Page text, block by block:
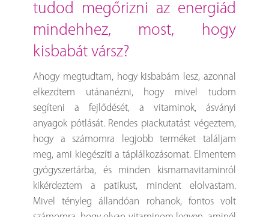
tudod megőrizni az energiád
mindehhez, most, hogy
kisbabát vársz?
Ahogy megtudtam, hogy kisbabám lesz, azonnal
elkezdtem utánanézni, hogy mivel tudom
segíteni a fejlődését, a vitaminok, ásványi
anyagok pótlását. Rendes piackutatást végeztem,
hogy a számomra legjobb terméket találjam
meg, ami kiegészíti a táplálkozásomat. Elmentem
gyógyszertárba, és minden kismamavitaminról
kikérdeztem a patikust, mindent elolvastam.
Mivel tényleg állandóan rohanok, fontos volt